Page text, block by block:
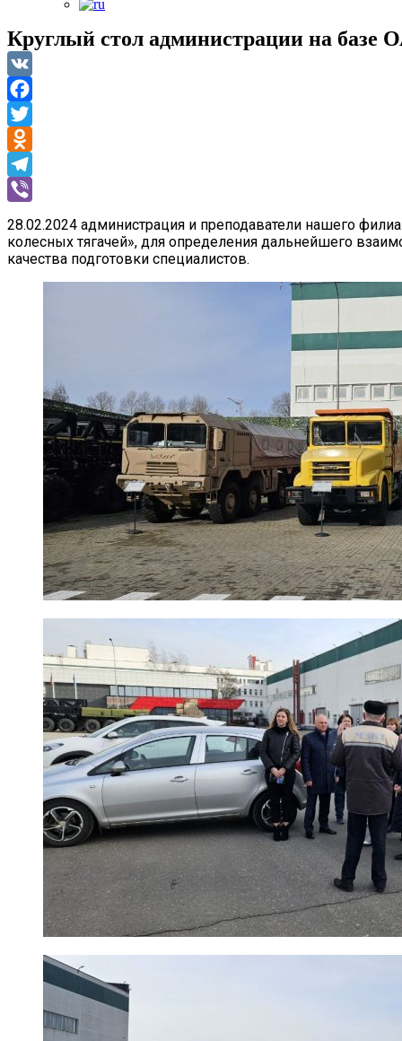
Круглый стол администрации на
VK
Facebook
Twitter
Odnoklassniki
Telegram
28.02.2024 администрация и преподаватели нашего
колесных тягачей», для определения дальнейшего
качества подготовки специалистов.